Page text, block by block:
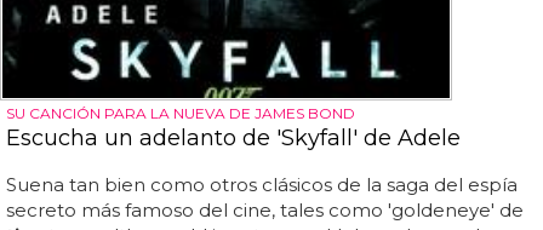
SU CANCIÓN PARA LA NUEVA DE JAMES BOND
Escucha un adelanto de 'Skyfall' de Adele
Suena tan bien como otros clásicos de la saga del espía
secreto más famoso del cine, tales como 'goldeneye' de